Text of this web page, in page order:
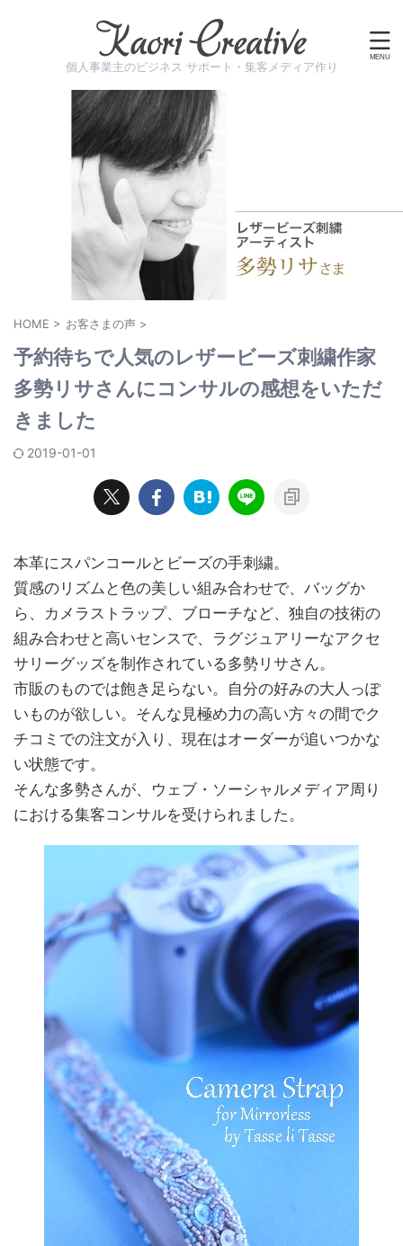
個人事業主のビジネス サポート・集客メディア作り
HOME > お客さまの声 >
予約待ちで人気のレザービーズ刺繍作家
多勢リサさんにコンサルの感想をいただ
きました
2019-01-01
本革にスパンコールとビーズの手刺繍。
質感のリズムと色の美しい組み合わせで、バッグか
ら、カメラストラップ、ブローチなど、独自の技術の
組み合わせと高いセンスで、ラグジュアリーなアクセ
サリーグッズを制作されている多勢リサさん。
市販のものでは飽き足らない。自分の好みの大人っぽ
いものが欲しい。そんな見極め力の高い方々の間でク
チコミでの注文が入り、現在はオーダーが追いつかな
い状態です。
そんな多勢さんが、ウェブ・ソーシャルメディア周り
における集客コンサルを受けられました。